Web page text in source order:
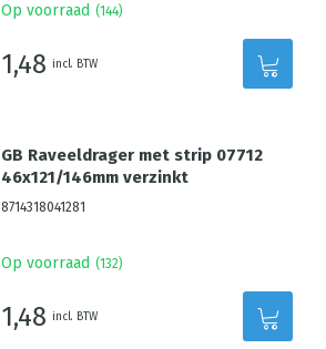
Op voorraad (144)
1,48 incl. BTW
GB Raveeldrager met strip 07712
46x121/146mm verzinkt
8714318041281
Op voorraad (132)
1,48 incl. BTW